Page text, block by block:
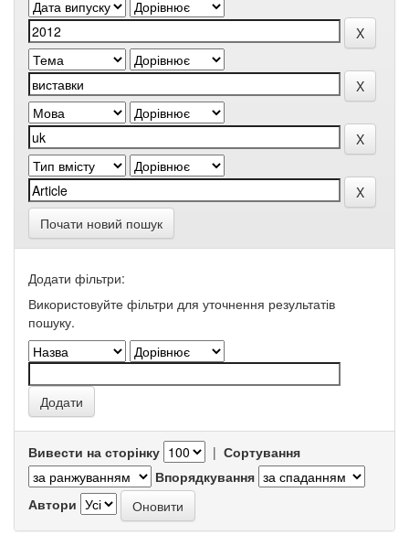
Почати новий пошук
Додати фільтри:
Використовуйте фільтри для уточнення результатів
пошуку.
Вивести на сторінку | Сортування
Впорядкування
Автори